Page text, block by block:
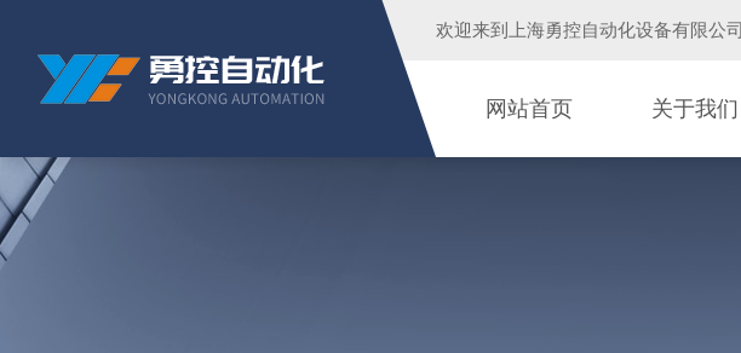
欢迎来到 上海勇控自动化设备有限公司
网站首页 关于我们